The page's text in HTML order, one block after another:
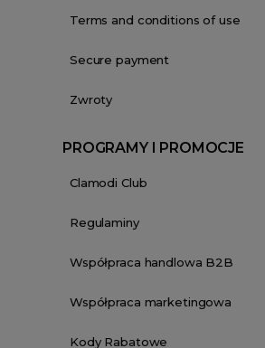
Terms and conditions of use
Secure payment
Zwroty
PROGRAMY I PROMOCJE
Clamodi Club
Regulaminy
Współpraca handlowa B2B
Współpraca marketingowa
Kody Rabatowe